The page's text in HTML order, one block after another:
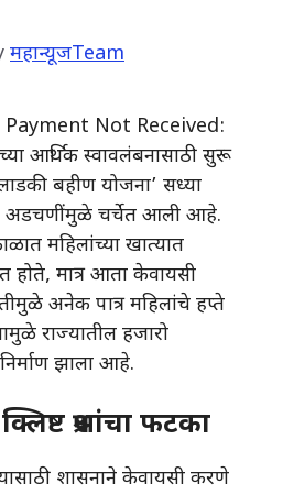
महान्यूजTeam
Not Received:
आर्थिक स्वावलंबनासाठी सुरू
बहीण योजना’ सध्या
अडचणींमुळे चर्चेत आली आहे.
महिलांच्या खात्यात
होते, मात्र आता केवायसी
अनेक पात्र महिलांचे हप्ते
राज्यातील हजारो
झाला आहे.
प्रश्नांचा फटका
शासनाने केवायसी करणे